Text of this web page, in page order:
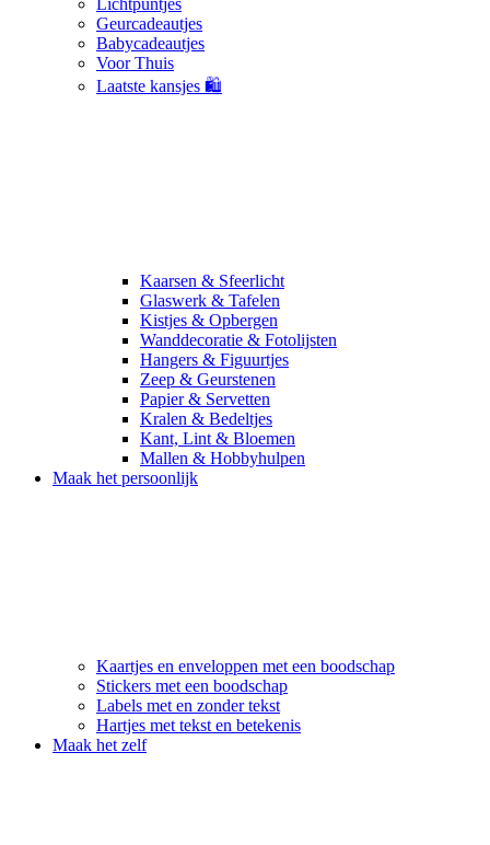
Geurcadeautjes
Babycadeautjes
Voor Thuis
Laatste kansjes 🛍️
Kaarsen & Sfeerlicht
Glaswerk & Tafelen
Kistjes & Opbergen
Wanddecoratie & Fotolijsten
Hangers & Figuurtjes
Zeep & Geurstenen
Papier & Servetten
Kralen & Bedeltjes
Kant, Lint & Bloemen
Mallen & Hobbyhulpen
Maak het persoonlijk
Kaartjes en enveloppen met een boodschap
Stickers met een boodschap
Labels met en zonder tekst
Hartjes met tekst en betekenis
Maak het zelf